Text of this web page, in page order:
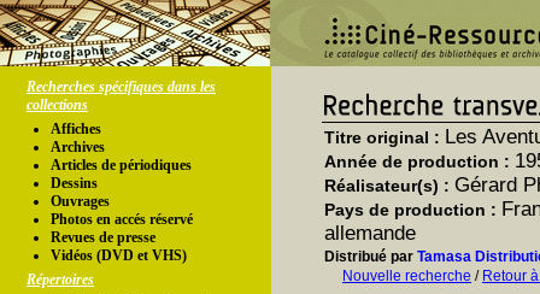
Recherches spécifiques dans les
collections
Affiches
Archives
Articles de périodiques
Dessins
Ouvrages
Photos en accés réservé
Revues de presse
Vidéos (DVD et VHS)
Répertoires
Titre original : Les
Année de production :
Réalisateur(s) : Gérard
Pays de production :
allemande
Distribué par Tamasa
Nouvelle recherche / Retour